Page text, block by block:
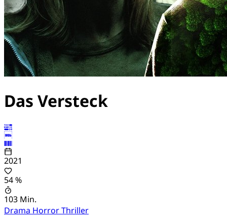
Das Versteck
2021
54 %
103 Min.
Drama HorrorThriller